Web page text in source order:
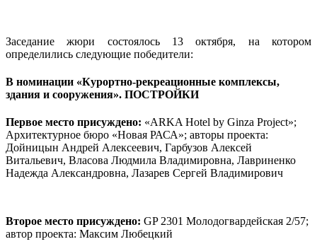
Заседание жюри состоялось 13 октября, на котором
определились следующие победители:
В номинации «Курортно-рекреационные комплексы,
здания и сооружения». ПОСТРОЙКИ
Первое место присуждено: «ARKA Hotel by Ginza Project»;
Архитектурное бюро «Новая РАСА»; авторы проекта:
Дойницын Андрей Алексеевич, Гарбузов Алексей
Витальевич, Власова Людмила Владимировна, Лавриненко
Надежда Александровна, Лазарев Сергей Владимирович
Второе место присуждено: GP 2301 Молодогвардейская 2/57;
автор проекта: Максим Любецкий